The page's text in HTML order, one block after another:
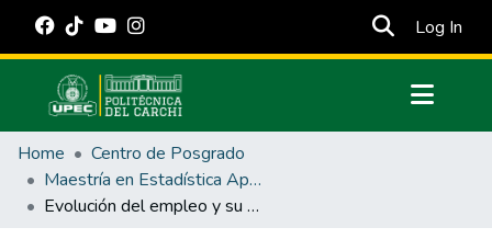
Log In
Communities & Collections
All of DSpace
Statistics
Home
Centro de Posgrado
Maestría en Estadística Aplicada
Evolución del empleo y su relación con el crecimiento económico en Ecuador 2018-2022, su comportamiento en tres etapas Prepandemia, Pandemia y Postpandemia